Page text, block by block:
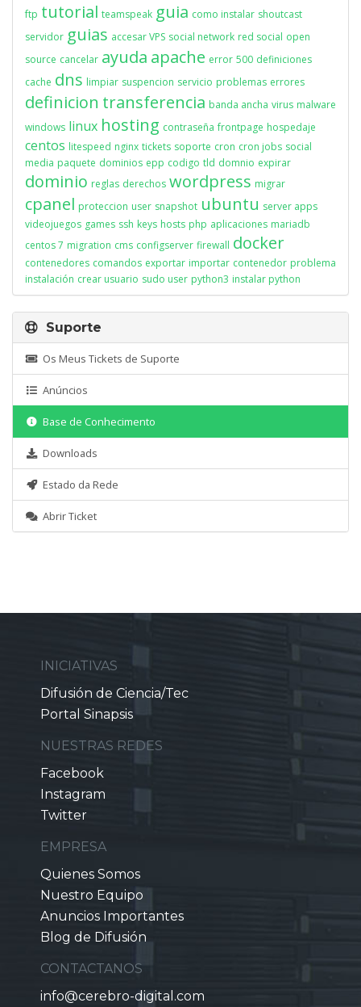
ftp tutorial teamspeak guia como instalar shoutcast
servidor guias accesar VPS social network red social open
source cancelar ayuda apache error 500 definiciones
cache dns limpiar suspencion servicio problemas errores
definicion transferencia banda ancha virus malware
windows linux hosting contraseña frontpage hospedaje
centos litespeed nginx tickets soporte cron cron jobs social
media paquete dominios epp codigo tld domnio expirar
dominio reglas derechos wordpress migrar
cpanel proteccion user snapshot ubuntu server apps
videojuegos games ssh keys hosts php aplicaciones mariadb
centos 7 migration cms configserver firewall docker
contenedores comandos exportar importar contenedor problema
instalación crear usuario sudo user python3 instalar python
Suporte
Os Meus Tickets de Suporte
Anúncios
Base de Conhecimento
Downloads
Estado da Rede
Abrir Ticket
INICIATIVAS
Difusión de Ciencia/Tec
Portal Sinapsis
NUESTRAS REDES
Facebook
Instagram
Twitter
EMPRESA
Quienes Somos
Nuestro Equipo
Anuncios Importantes
Blog de Difusión
CONTACTANOS
info@cerebro-digital.com